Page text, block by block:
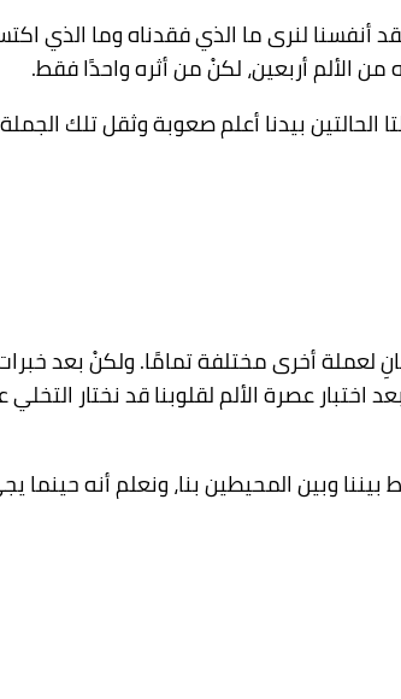
أنفسنا لنرى ما الذي فقدناه وما الذي
الألم أربعين، لكنْ من أثره واحدًا فقط.
الحالتين بيدنا أعلم صعوبة وثقل تلك
لعملة أخرى مختلفة تمامًا. ولكنْ بعد
عصرة الألم لقلوبنا قد نختار
وبين المحيطين بنا، ونعلم أنه